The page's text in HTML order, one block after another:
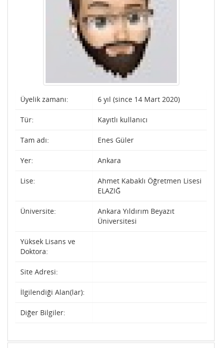
Üyelik zamanı: 6 yıl (since 14 Mart 2020)
Tür: Kayıtlı kullanıcı
Tam adı: Enes Güler
Yer: Ankara
Lise:
Ahmet Kabaklı Öğretmen Lisesi
ELAZIĞ
Üniversite:
Ankara Yıldırım Beyazıt
Üniversitesi
Yüksek Lisans ve
Doktora:
Site Adresi:
İlgilendiği Alan(lar):
Diğer Bilgiler: